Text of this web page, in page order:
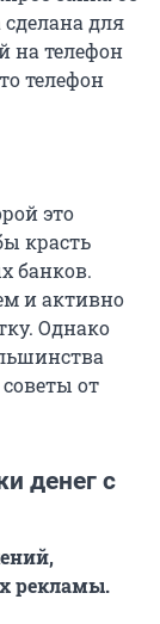
для
на телефон
телефон
это
красть
банков.
и активно
Однако
от
денег с
рекламы.